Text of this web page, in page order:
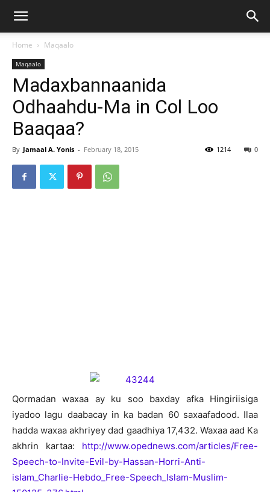
Home Maqaalo
Maqaalo
Madaxbannaanida
Odhaahdu-Ma in Col Loo
Baaqaa?
By Jamaal A. Yonis - February 18, 2015 0
1214
Qormadan waxaa ay ku soo baxday afka Hingiriisiga
iyadoo lagu daabacay in ka badan 60 saxaafadood. Ilaa
hadda waxaa akhriyey dad gaadhiya 17,432. Waxaa aad Ka
akhrin kartaa: http://www.opednews.com/articles/Free-
Speech-to-Invite-Evil-by-Hassan-Horri-Anti-
islam_Charlie-Hebdo_Free-Speech_Islam-Muslim-